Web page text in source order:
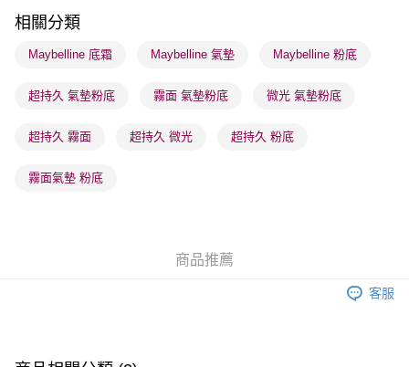
物流公司進行物流配送
每筆HK$65.00，滿HK$300.00或以上免運費
(香港門市) 只顯示可選門市。確認發貨後2-5個工作天到店，3天內
每筆HK$20.00，滿HK$100.00或以上免運費
澳門地區配送 - 確認發貨後1-4個工作天送達
相關分類
Maybelline 底霜 Maybelline 氣墊 Maybelline 粉底
超持久 氣墊粉底 霧面 氣墊粉底 微光 氣墊粉底
超持久 霧面 超持久 微光 超持久 粉底
霧面氣墊 粉底
商品推薦
客服